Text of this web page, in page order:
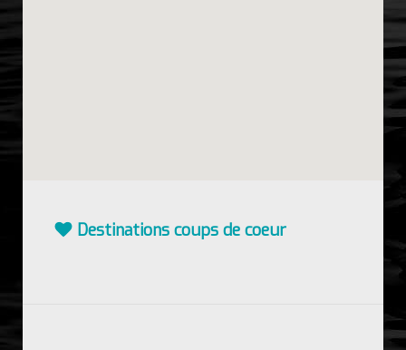
Destinations coups de coeur